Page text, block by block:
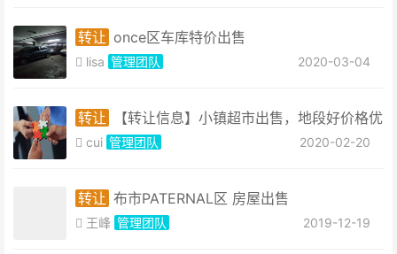
转让 once区车库特价出售
lisa 管理团队 2020-03-04
转让 【转让信息】小镇超市出售，地段好价格优
cui 管理团队 2020-02-20
转让 布市PATERNAL区 房屋出售
王峰 管理团队 2019-12-19